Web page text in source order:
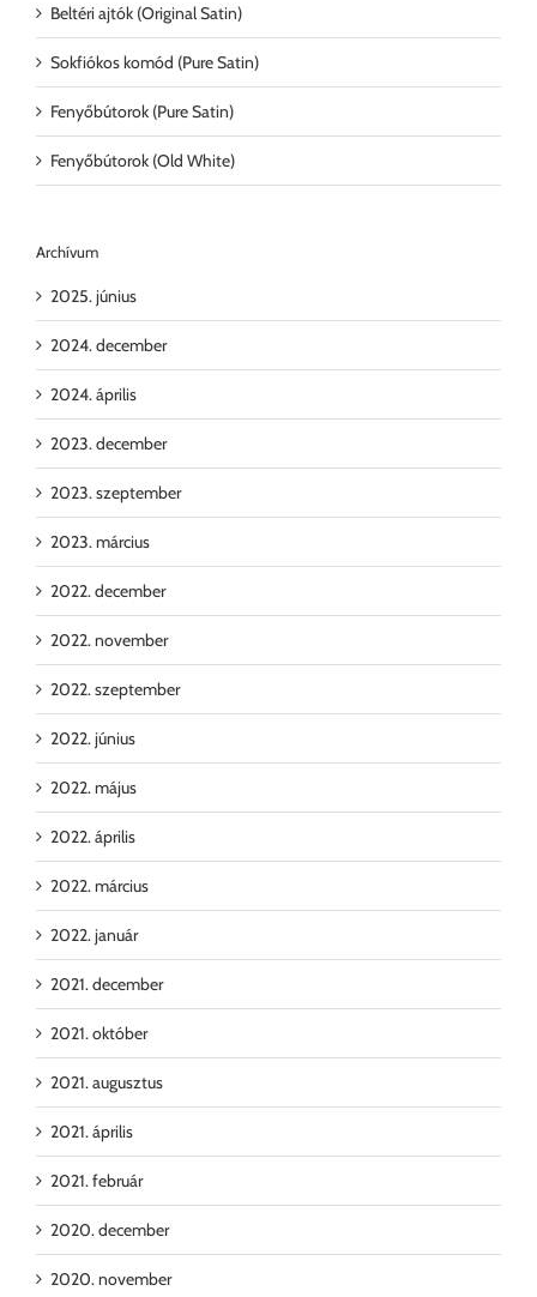
Beltéri ajtók (Original Satin)
Sokfiókos komód (Pure Satin)
Fenyőbútorok (Pure Satin)
Fenyőbútorok (Old White)
Archívum
2025. június
2024. december
2024. április
2023. december
2023. szeptember
2023. március
2022. december
2022. november
2022. szeptember
2022. június
2022. május
2022. április
2022. március
2022. január
2021. december
2021. október
2021. augusztus
2021. április
2021. február
2020. december
2020. november